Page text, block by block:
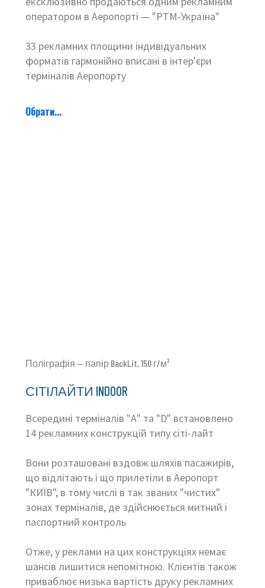
оператором в Аеропорті — "РТМ-Україна"
33 рекламних площини індивідуальних
форматів гармонійно вписані в інтер'єри
терміналів Аеропорту
Обрати...
Поліграфія — папір BackLit, 150 г/м²
СІТІЛАЙТИ INDOOR
Всередині терміналів "А" та "D" встановлено
14 рекламних конструкцій типу сіті-лайт
Вони розташовані вздовж шляхів пасажирів,
що відлітають і що прилетіли в Аеропорт
"КИЇВ", в тому числі в так званих "чистих"
зонах терміналів, де здійснюється митний і
паспортний контроль
Отже, у реклами на цих конструкціях немає
шансів лишитися непомітною. Клієнтів також
приваблює низька вартість друку рекламних